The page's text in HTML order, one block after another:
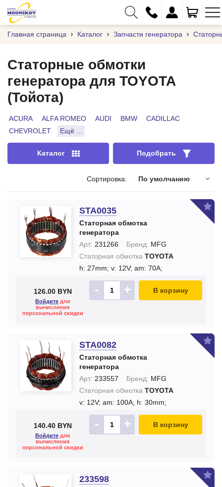
+375 (29) 333-01-01
+375 (29) 262-61-18
Главная страница Каталог Запчасти генератора
Статорные обмотки
генератора для TOYOTA
(Тойота)
ACURA ALFA ROMEO AUDI BMW
CADILLAC
CHEVROLET
Ещё ...
Каталог Подобрать
Сортировка: По умолчанию
STA0035
Статорная обмотка
генератора
Арт: 231266 Бренд: MFG
Статорная обмотка TOYOTA
h: 27mm; v: 12V; am: 70A;
126.00 BYN
Войдите для
вычисления
персональной скидки
- + В корзину
STA0082
Статорная обмотка
генератора
Арт: 233557 Бренд: MFG
Статорная обмотка TOYOTA
v: 12V; am: 100A; h: 30mm;
140.40 BYN
Войдите для
вычисления
персональной скидки
- + В корзину
233598